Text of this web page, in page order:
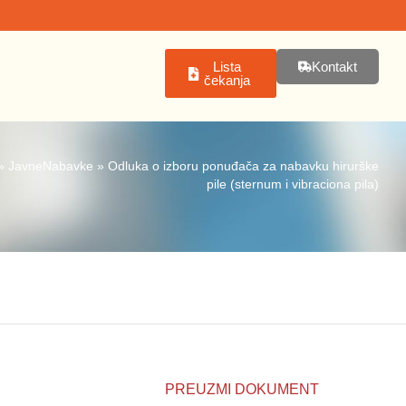
Lista
čekanja
Kontakt
JavneNabavke » Odluka o izboru ponuđača za nabavku hirurške
pile (sternum i vibraciona pila)
PREUZMI DOKUMENT